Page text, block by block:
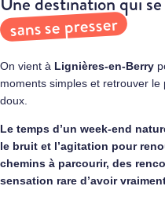
sans se presser
On vient à Lignières-en-Berry
moments simples et retrouver le
doux.
Le temps d’un week-end
le bruit et l’agitation pour
chemins à parcourir, des
sensation rare d’avoir